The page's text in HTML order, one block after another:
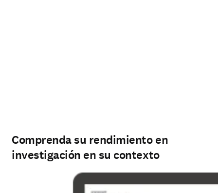
Comprenda su rendimiento en
investigación en su contexto